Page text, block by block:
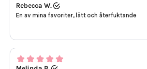
Rebecca W.
En av mina favoriter, lätt och återfuktande